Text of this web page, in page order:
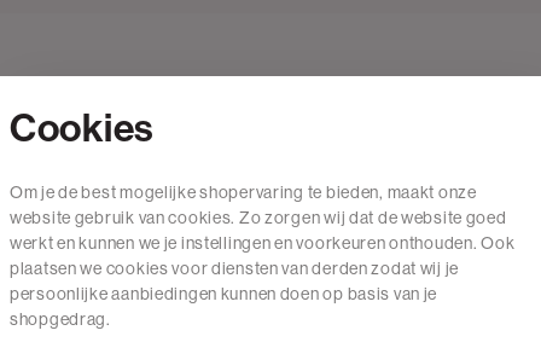
Mail ons
020 - 3412 650
Van maandag t/m vrijdag van 8.30 uur tot 18.00 uur.
Cookies
Om je de best mogelijke shopervaring te bieden, maakt onze
website gebruik van cookies. Zo zorgen wij dat de website goed
werkt en kunnen we je instellingen en voorkeuren onthouden. Ook
plaatsen we cookies voor diensten van derden zodat wij je
persoonlijke aanbiedingen kunnen doen op basis van je
shopgedrag.